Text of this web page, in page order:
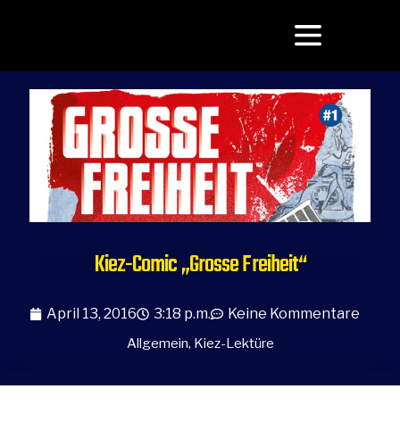
Kiez-Comic „Grosse Freiheit“
April 13, 2016 3:18 p.m. Keine Kommentare
Allgemein, Kiez-Lektüre